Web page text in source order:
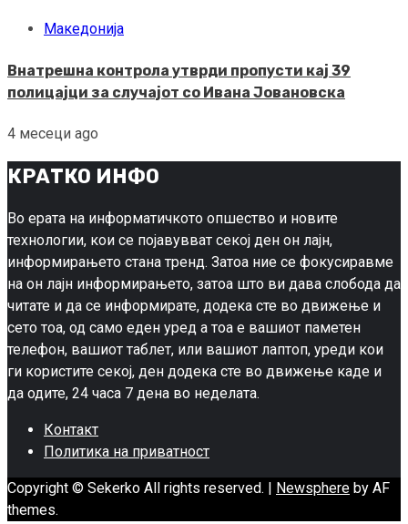
Македонија
Внатрешна контрола утврди пропусти кај 39
полицајци за случајот со Ивана Јовановска
4 месеци ago
КРАТКО ИНФО
Во ерата на информатичкото опшество и новите
технологии, кои се појавувват секој ден он лајн,
информирањето стана тренд. Затоа ние се фокусиравме
на он лајн информирањето, затоа што ви дава слобода да
читате и да се информирате, додека сте во движење и
сето тоа, од само еден уред а тоа е вашиот паметен
телефон, вашиот таблет, или вашиот лаптоп, уреди кои
ги користите секој, ден додека сте во движење каде и
да одите, 24 часа 7 дена во неделата.
Контакт
Политика на приватност
Copyright © Sekerko All rights reserved. Newsphere by AF
themes.